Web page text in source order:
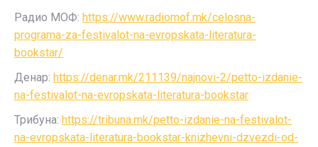
Радио МОФ: https://www.radiomof.mk/celosna-
programa-za-festivalot-na-evropskata-literatura-
bookstar/
Денар: https://denar.mk/211139/najnovi-2/petto-izdanie-
na-festivalot-na-evropskata-literatura-bookstar
Трибуна: https://tribuna.mk/petto-izdanie-na-festivalot-
na-evropskata-literatura-bookstar-knizhevni-dzvezdi-od-